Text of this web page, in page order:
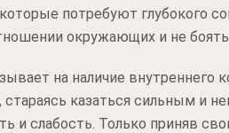
потребуют глубокого
окружающих и не
на наличие
казаться сильным и
и слабость. Только приняв